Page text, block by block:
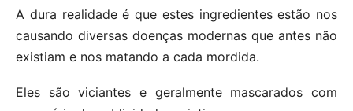
A dura realidade é que estes ingredientes estão nos
causando diversas doenças modernas que antes não
existiam e nos matando a cada mordida.
Eles são viciantes e geralmente mascarados com